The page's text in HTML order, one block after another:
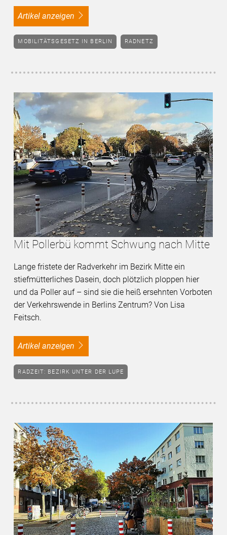
Artikel anzeigen
MOBILITÄTSGESETZ IN BERLIN RADNETZ
Mit Pollerbü kommt Schwung nach Mitte
Lange fristete der Radverkehr im Bezirk Mitte ein
stiefmütterliches Dasein, doch plötzlich ploppen hier
und da Poller auf – sind sie die heiß ersehnten Vorboten
der Verkehrswende in Berlins Zentrum? Von Lisa
Feitsch.
Artikel anzeigen
RADZEIT: BEZIRK UNTER DER LUPE